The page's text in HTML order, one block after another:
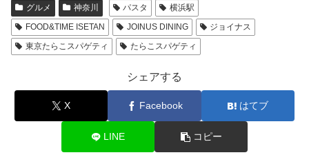
グルメ 神奈川 パスタ
横浜駅
FOOD&TIME ISETAN
JOINUS DINING
ジョイナス
東京たらこスパゲティ
たらこスパゲティ
シェアする
X Facebook はてブ
LINE コピー